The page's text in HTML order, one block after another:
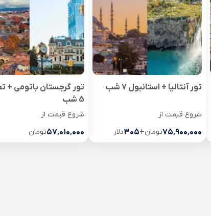
تور آنتالیا + استانبول 7 شب
شروع قیمت از
۷۵٬۹۰۰٬۰۰۰تومان+۳۰۵دلار
تور گرجستان باتومی +
5 شب
شروع قیمت از
۵۷٬۰۱۰٬۰۰۰تومان